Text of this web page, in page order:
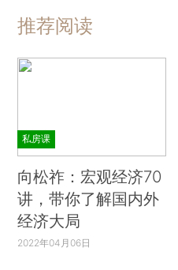
推荐阅读
私房课
向松祚：宏观经济70
讲，带你了解国内外
经济大局
2022年04月06日